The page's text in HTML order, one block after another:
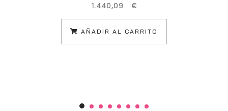
1.440,09 €
AÑADIR AL CARRITO